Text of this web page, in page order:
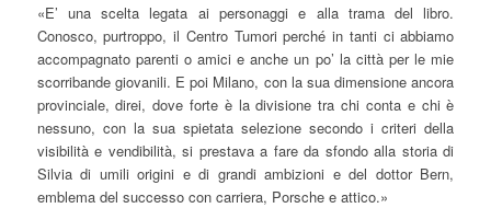
«E’ una scelta legata ai personaggi e alla trama del libro.
Conosco, purtroppo, il Centro Tumori perché in tanti ci abbiamo
accompagnato parenti o amici e anche un po’ la città per le mie
scorribande giovanili. E poi Milano, con la sua dimensione ancora
provinciale, direi, dove forte è la divisione tra chi conta e chi è
nessuno, con la sua spietata selezione secondo i criteri della
visibilità e vendibilità, si prestava a fare da sfondo alla storia di
Silvia di umili origini e di grandi ambizioni e del dottor Bern,
emblema del successo con carriera, Porsche e attico.»